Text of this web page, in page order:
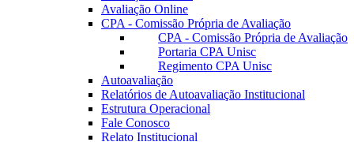
Avaliação Online
CPA - Comissão Própria de Avaliação
CPA - Comissão Própria de Avaliação
Portaria CPA Unisc
Regimento CPA Unisc
Autoavaliação
Relatórios de Autoavaliação Institucional
Estrutura Operacional
Fale Conosco
Relato Institucional